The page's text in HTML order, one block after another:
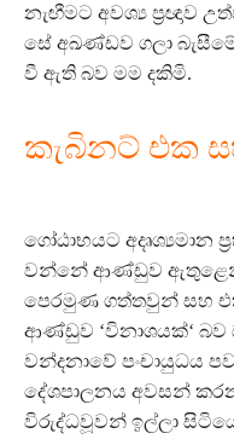
නැඟීමට අවශ්‍ය ප්‍රඥාව
සේ අඛණ්ඩව ගලා
වී ඇති බව මම දකිමි.
කැබිනට් එක
ගෝඨාභයට අදෘශ්‍යමාන
වන්නේ ආණ්ඩුව
පෙරමුණ ගත්තවුන් සහ
ආණ්ඩුව ‘විනාශයක්‘ බව
වන්දනාවේ පංචායුධය
දේශපාලනය අවසන්
විරුද්ධවූවන් ඉල්ලා